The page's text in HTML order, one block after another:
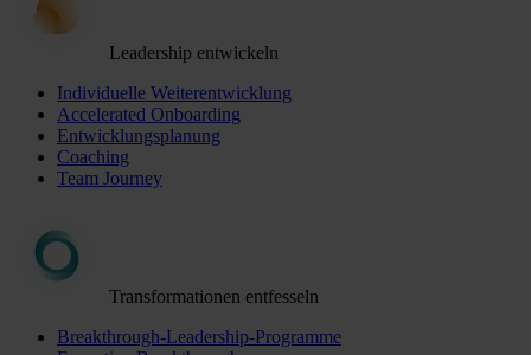
Leadership entwickeln
Individuelle Weiterentwicklung
Accelerated Onboarding
Entwicklungsplanung
Coaching
Team Journey
Transformationen entfesseln
Breakthrough-Leadership-Programme